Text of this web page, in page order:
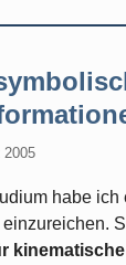
2005
habe